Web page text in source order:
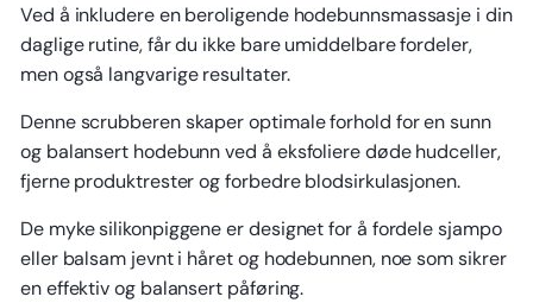
Ved å inkludere en beroligende hodebunnsmassasje i din
daglige rutine, får du ikke bare umiddelbare fordeler,
men også langvarige resultater.
Denne scrubberen skaper optimale forhold for en sunn
og balansert hodebunn ved å eksfoliere døde hudceller,
fjerne produktrester og forbedre blodsirkulasjonen.
De myke silikonpiggene er designet for å fordele sjampo
eller balsam jevnt i håret og hodebunnen, noe som sikrer
en effektiv og balansert påføring.